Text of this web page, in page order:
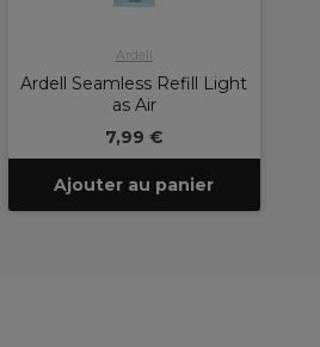
Ardell
Ardell Seamless Refill Light
as Air
7,99 €
Ajouter au panier